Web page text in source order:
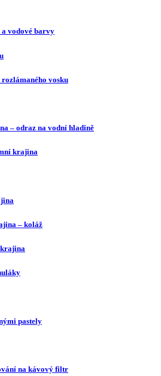
vodové barvy
vosku
– odraz na vodní hladině
krajina
– koláž
pastely
na kávový filtr